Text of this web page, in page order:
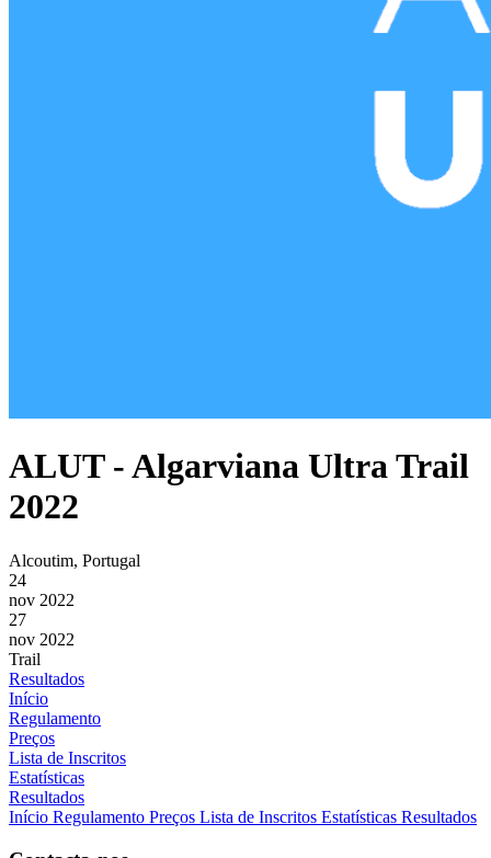
ALUT - Algarviana Ultra Trail
2022
Alcoutim, Portugal
24
nov 2022
27
nov 2022
Trail
Resultados
Início
Regulamento
Preços
Lista de Inscritos
Estatísticas
Resultados
Início Regulamento Preços Lista de Inscritos Estatísticas Resultados